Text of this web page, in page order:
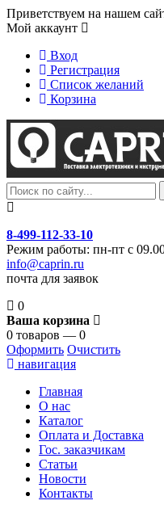
Приветствуем на нашем
Мой аккаунт
Вход
Регистрация
Список желаний
Корзина
8-499-112-33-10
Режим работы: пн-пт с
info@caprin.ru
почта для заявок
0
Ваша корзина
0 товаров — 0
Оформить Очистить
навигация
Главная
О нас
Каталог
Оплата и Доставка
Гос. заказчикам
Статьи
Новости
Контакты